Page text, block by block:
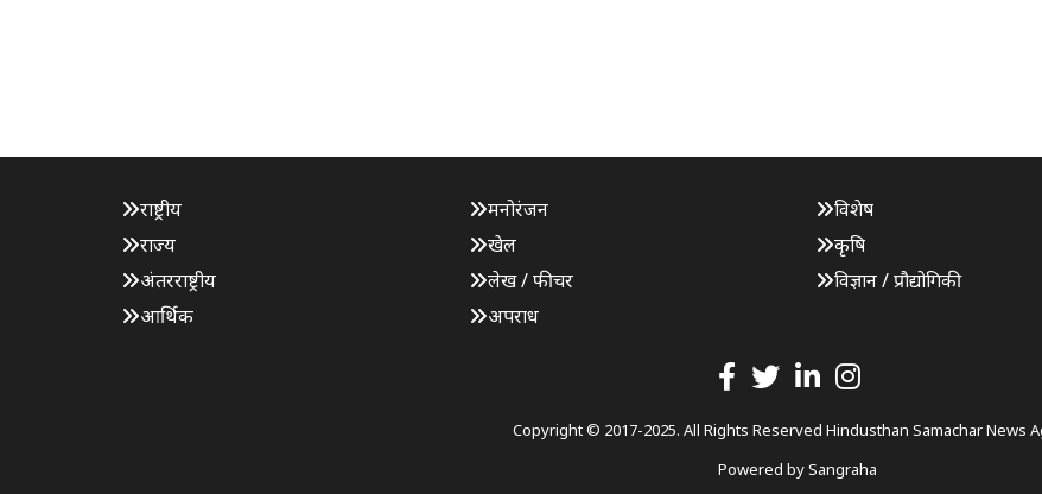
राष्ट्रीय
राज्य
अंतरराष्ट्रीय
आर्थिक
मनोरंजन
खेल
लेख / फीचर
अपराध
विशेष
कृषि
विज्ञान / प्रौद्योगिकी
Copyright © 2017-2025. All Rights Reserved Hindusthan Samachar News
Powered bySangraha